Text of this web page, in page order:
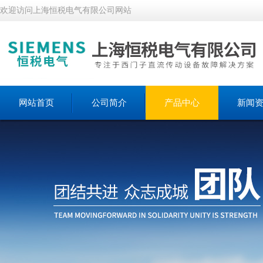
欢迎访问上海恒税电气有限公司网站
网站首页 公司简介 产品中心 新闻